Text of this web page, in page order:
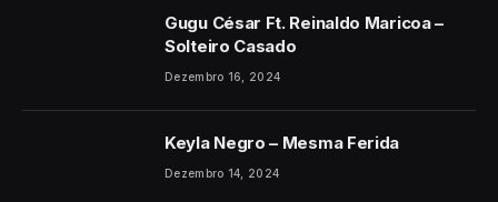
Gugu César Ft. Reinaldo Maricoa –
Solteiro Casado
Dezembro 16, 2024
Keyla Negro – Mesma Ferida
Dezembro 14, 2024